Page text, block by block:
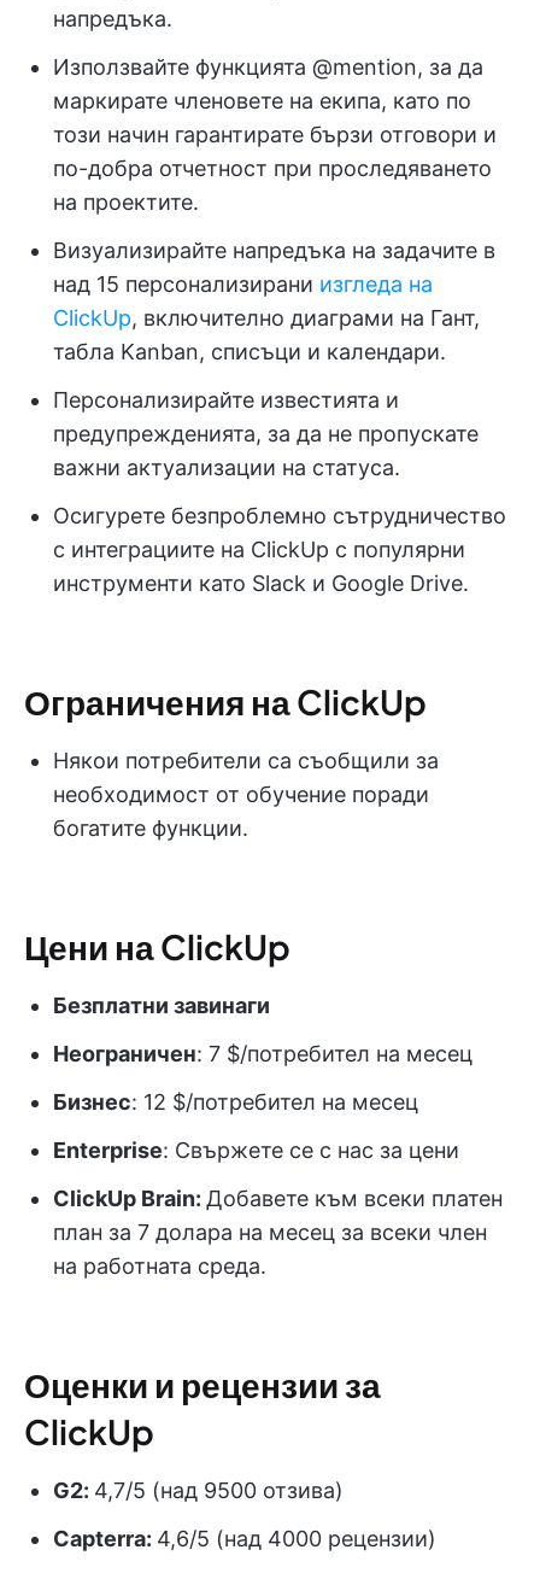
напредъка.
Използвайте функцията @mention, за да
маркирате членовете на екипа, като по
този начин гарантирате бързи отговори и
по-добра отчетност при проследяването
на проектите.
Визуализирайте напредъка на задачите в
над 15 персонализирани изгледа на
ClickUp, включително диаграми на Гант,
табла Kanban, списъци и календари.
Персонализирайте известията и
предупрежденията, за да не пропускате
важни актуализации на статуса.
Осигурете безпроблемно сътрудничество
с интеграциите на ClickUp с популярни
инструменти като Slack и Google Drive.
Ограничения на ClickUp
Някои потребители са съобщили за
необходимост от обучение поради
богатите функции.
Цени на ClickUp
Безплатни завинаги
Неограничен: 7 $/потребител на месец
Бизнес: 12 $/потребител на месец
Enterprise: Свържете се с нас за цени
ClickUp Brain: Добавете към всеки платен
план за 7 долара на месец за всеки член
на работната среда.
Оценки и рецензии за
ClickUp
G2: 4,7/5 (над 9500 отзива)
Capterra: 4,6/5 (над 4000 рецензии)